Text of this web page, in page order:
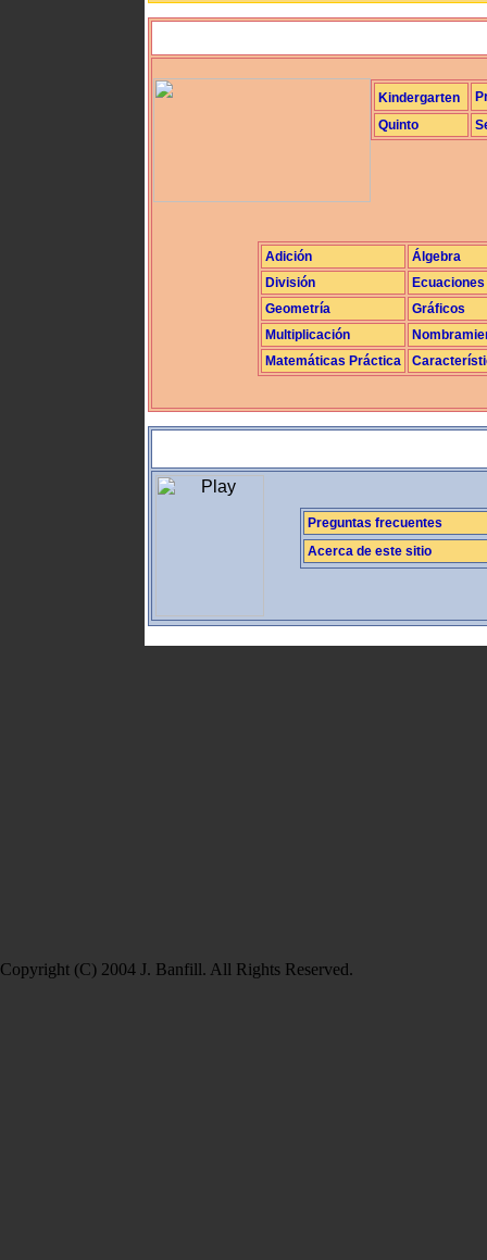
Kindergarten
Quinto
Adición
Álgebra
División
Ecuaciones
Geometría
Gráficos
Multiplicación
Matemáticas Práctica
Preguntas frecuentes
Acerca de este sitio
Copyright (C) 2004 J. Banfill. All Rights Reserved.